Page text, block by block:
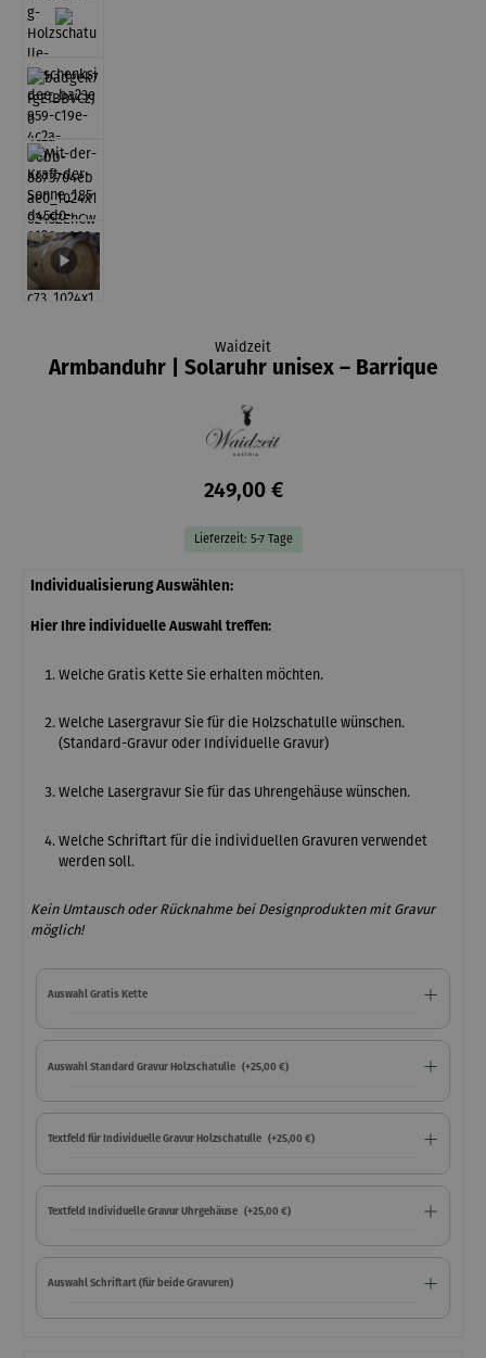
Waidzeit
Armbanduhr | Solaruhr unisex – Barrique
249,00 €
Lieferzeit: 5-7 Tage
Individualisierung Auswählen:
Hier Ihre individuelle Auswahl treffen:
Welche Gratis Kette Sie erhalten möchten.
Welche Lasergravur Sie für die Holzschatulle wünschen.
(Standard-Gravur oder Individuelle Gravur)
Welche Lasergravur Sie für das Uhrengehäuse wünschen.
Welche Schriftart für die individuellen Gravuren verwendet
werden soll.
Kein Umtausch oder Rücknahme bei Designprodukten mit Gravur
möglich!
Auswahl Gratis Kette
Auswahl Standard Gravur Holzschatulle (+25,00 €)
Textfeld für Individuelle Gravur Holzschatulle (+25,00 €)
Textfeld Individuelle Gravur Uhrgehäuse (+25,00 €)
Auswahl Schriftart (für beide Gravuren)